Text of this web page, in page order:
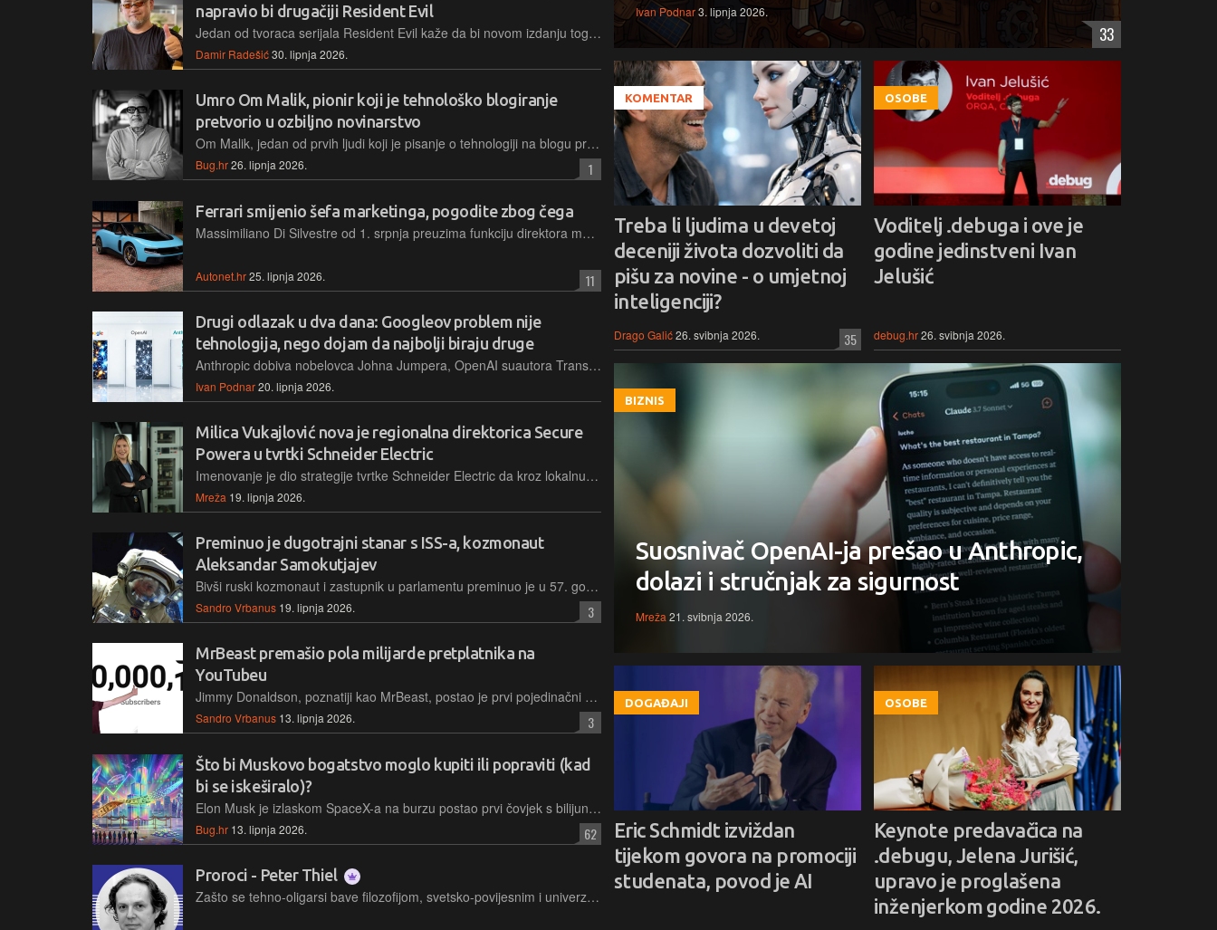
napravio bi drugačiji Resident Evil
Jedan od tvoraca serijala Resident Evil kaže da bi novom izdanju tog serijala možda pristupio na drugačiji način i igračima ponudio opušteniju igrivost bez stresa
Damir Radešić30. lipnja 2026.
Umro Om Malik, pionir koji je tehnološko blogiranje
pretvorio u ozbiljno novinarstvo
Om Malik, jedan od prvih ljudi koji je pisanje o tehnologiji na blogu pretvorio u utjecajnu publikaciju i posao umro je jučer u 59. godini.
Bug.hr26. lipnja 2026. 1
Ferrari smijenio šefa marketinga, pogodite zbog čega
Massimiliano Di Silvestre od 1. srpnja preuzima funkciju direktora marketinga, nasljeđujući Enrica Gallieru nakon izazovnog razdoblja te negativnih reakcija tržišta na novi model Luce
Autonet.hr25. lipnja 2026. 11
Drugi odlazak u dva dana: Googleov problem nije
tehnologija, nego dojam da najbolji biraju druge
Anthropic dobiva nobelovca Johna Jumpera, OpenAI suautora Transformera Noama Shazeera. Ipak, Googleu ostaje ono što se ne odlazi: vlastiti čipovi, goleme količine podataka, kapital, moćan Gemini i tisuće istraživača. Gubitak je stvar prestiža
Ivan Podnar20. lipnja 2026.
Milica Vukajlović nova je regionalna direktorica Secure
Powera u tvrtki Schneider Electric
Imenovanje je dio strategije tvrtke Schneider Electric da kroz lokalnu stručnost i globalno iskustvo osigura stabilnost i napredak infrastrukturnih projekata na području zapadnog Balkana
Mreža 19. lipnja 2026.
Preminuo je dugotrajni stanar s ISS-a, kozmonaut
Aleksandar Samokutjajev
Bivši ruski kozmonaut i zastupnik u parlamentu preminuo je u 57. godini, postavši tako prvi preminuli član posade sa zabilježenim dugotrajnim boravkom na Međunarodnoj svemirskoj postaji
Sandro Vrbanus 19. lipnja 2026. 3
MrBeast premašio pola milijarde pretplatnika na
YouTubeu
Jimmy Donaldson, poznatiji kao MrBeast, postao je prvi pojedinačni YouTube kreator s pola milijarde pretplatnika, potvrdivši apsolutni status najutjecajnije ličnosti na ovoj globalnoj platformi
Sandro Vrbanus 13. lipnja 2026. 3
Što bi Muskovo bogatstvo moglo kupiti ili popraviti (kad
bi se iskeširalo)?
Elon Musk je izlaskom SpaceX-a na burzu postao prvi čovjek s bilijun dolara. Njegovo bogatstvo veće je od BDP-a Švicarske i moglo bi financirati iskorjenjivanje gladi do kraja stoljeća. Neće, odnosno ne može, ali analiza WSJ i Bloomberga je zanimljiva
Bug.hr 13. lipnja 2026. 62
Proroci - Peter Thiel
Zašto se tehno-oligarsi bave filozofijom, svetsko-povijesnim i univerzalnim pitanjima umjesto da samo i dalje gomilaju novac i moć
Ivan Podnar3. lipnja 2026.
33
KOMENTAR
Treba li ljudima u devetoj
deceniji života dozvoliti da
pišu za novine - o umjetnoj
inteligenciji?
Drago Galić26. svibnja 2026. 35
OSOBE
Voditelj .debuga i ove je
godine jedinstveni Ivan
Jelušić
debug.hr26. svibnja 2026.
BIZNIS
Suosnivač OpenAI-ja prešao u Anthropic,
dolazi i stručnjak za sigurnost
Mreža 21. svibnja 2026.
DOGAĐAJI
Eric Schmidt izviždan
tijekom govora na promociji
studenata, povod je AI
OSOBE
Keynote predavačica na
.debugu, Jelena Jurišić,
upravo je proglašena
inženjerkom godine 2026.